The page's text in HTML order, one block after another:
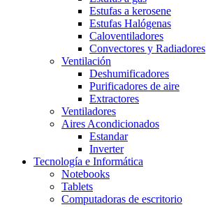
Estufas a kerosene
Estufas Halógenas
Caloventiladores
Convectores y Radiadores
Ventilación
Deshumificadores
Purificadores de aire
Extractores
Ventiladores
Aires Acondicionados
Estandar
Inverter
Tecnología e Informática
Notebooks
Tablets
Computadoras de escritorio